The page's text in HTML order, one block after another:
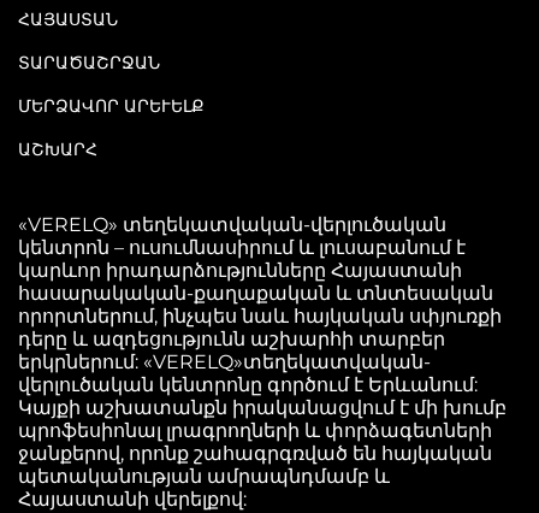
ՀԱՅԱՍՏԱՆ
ՏԱՐԱԾԱՇՐՋԱՆ
ՄԵՐՁԱՎՈՐ ԱՐԵՒԵԼՔ
ԱՇԽԱՐՀ
«VERELQ» տեղեկատվական-վերլուծական
կենտրոն – ուսումնասիրում և լուսաբանում է
կարևոր իրադարձությունները Հայաստանի
հասարակական-քաղաքական և տնտեսական
որորտներում, ինչպես նաև հայկական սփյուռքի
դերը և ազդեցությունն աշխարհի տարբեր
երկրներում: «VERELQ»տեղեկատվական-
վերլուծական կենտրոնը գործում է Երևանում:
Կայքի աշխատանքն իրականացվում է մի խումբ
պրոֆեսիոնալ լրագրողների և փորձագետների
ջանքերով, որոնք շահագրգռված են հայկական
պետականության ամրապնդմամբ և
Հայաստանի վերելքով: